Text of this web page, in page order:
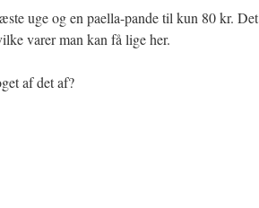
uge og en paella-pande til kun 80 kr. Det
varer man kan få lige her.
af det af?